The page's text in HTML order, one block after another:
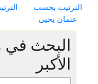
الترتيب بحسب
عثمان يحيى
البحث في
الأكبر